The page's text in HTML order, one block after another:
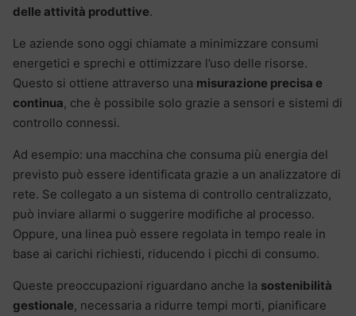
delle attività produttive.
Le aziende sono oggi chiamate a minimizzare consumi
energetici e sprechi e ottimizzare l’uso delle risorse.
Questo si ottiene attraverso una misurazione precisa e
continua, che è possibile solo grazie a sensori e sistemi di
controllo connessi.
Ad esempio: una macchina che consuma più energia del
previsto può essere identificata grazie a un analizzatore di
rete. Se collegato a un sistema di controllo centralizzato,
può inviare allarmi o suggerire modifiche al processo.
Oppure, una linea può essere regolata in tempo reale in
base ai carichi richiesti, riducendo i picchi di consumo.
Queste preoccupazioni riguardano anche la sostenibilità
gestionale, necessaria a ridurre tempi morti, pianificare